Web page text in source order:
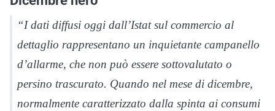
“I dati diffusi oggi dall’Istat sul commercio al
dettaglio rappresentano un inquietante campanello
d’allarme, che non può essere sottovalutato o
persino trascurato. Quando nel mese di dicembre,
normalmente caratterizzato dalla spinta ai consumi